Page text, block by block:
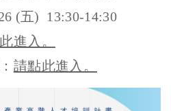
(五) 13:30-14:30
進入。
請點此進入。